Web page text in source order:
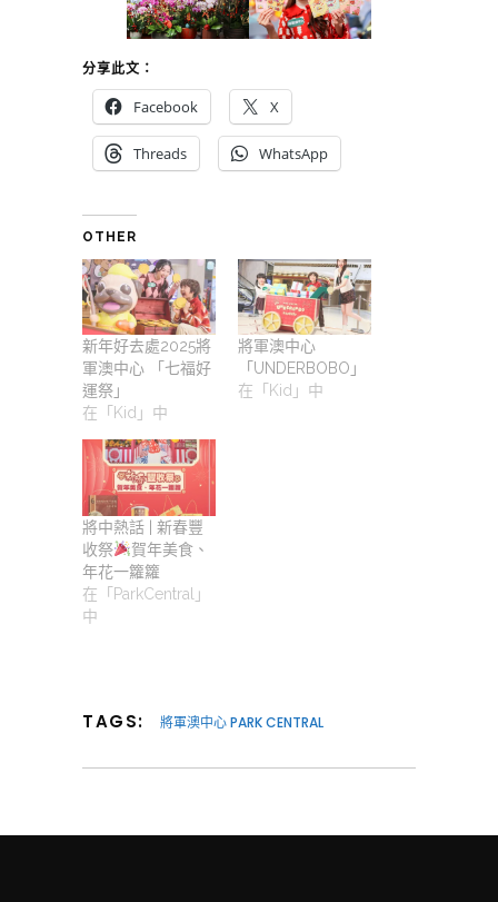
分享此文：
Facebook X
Threads WhatsApp
OTHER
新年好去處2025將
軍澳中心 「七福好
運祭」
在「Kid」中
將軍澳中心
「UNDERBOBO」
在「Kid」中
將中熱話 | 新春豐
收祭
賀年美食、
年花一籮籮
在「ParkCentral」
中
TAGS: 將軍澳中心 PARK CENTRAL